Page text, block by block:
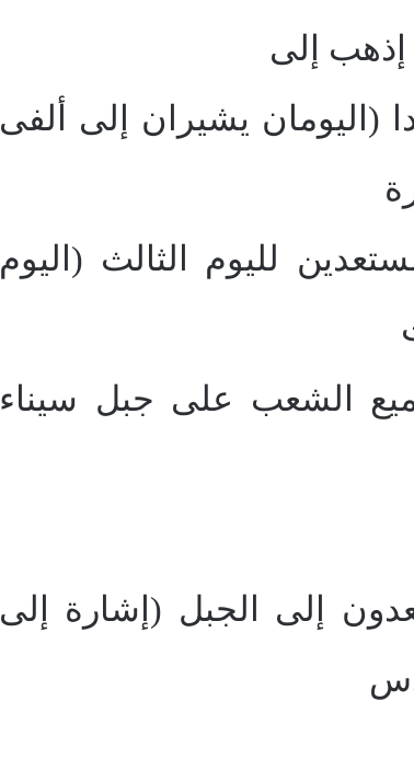
إذهب إلى
(اليومان يشيران إلى ألفى
لليوم الثالث (اليوم
الشعب على جبل سيناء
إلى الجبل (إشارة إلى